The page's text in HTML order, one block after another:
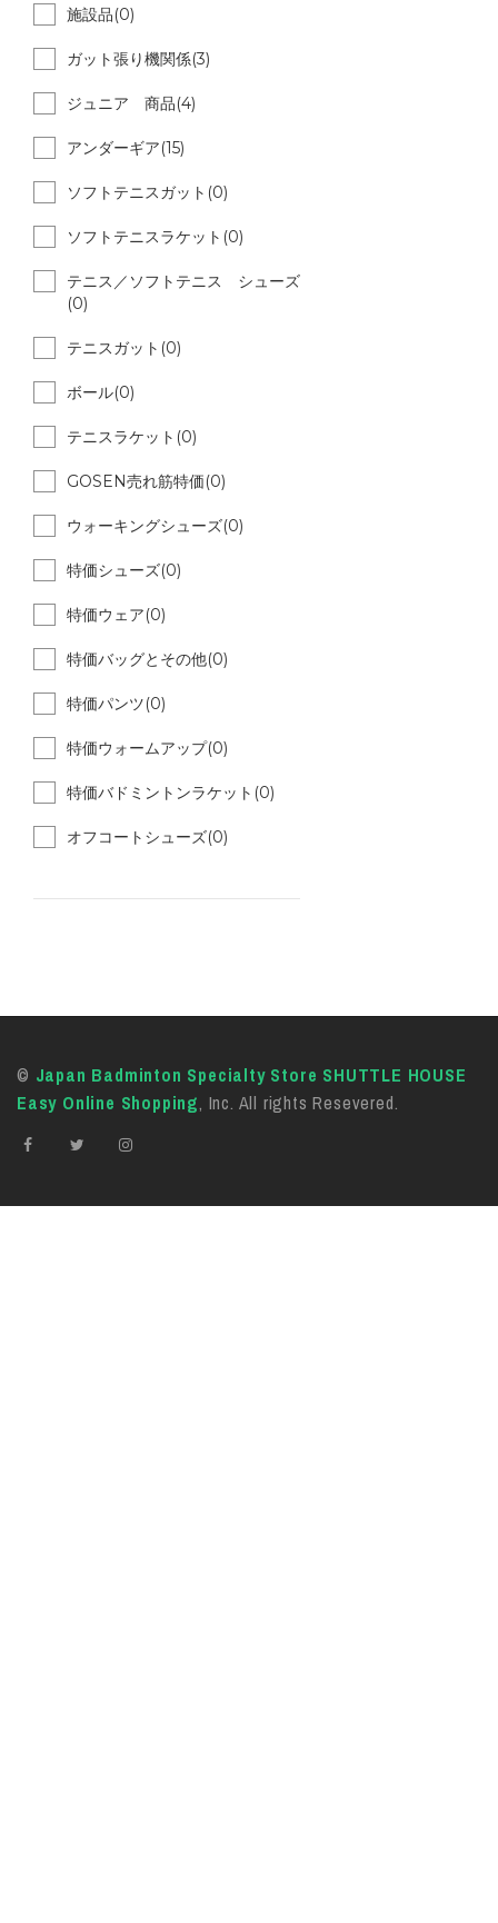
施設品(0)
ガット張り機関係(3)
ジュニア 商品(4)
アンダーギア(15)
ソフトテニスガット(0)
ソフトテニスラケット(0)
テニス／ソフトテニス シューズ
(0)
テニスガット(0)
ボール(0)
テニスラケット(0)
GOSEN売れ筋特価(0)
ウォーキングシューズ(0)
特価シューズ(0)
特価ウェア(0)
特価バッグとその他(0)
特価パンツ(0)
特価ウォームアップ(0)
特価バドミントンラケット(0)
オフコートシューズ(0)
© Japan Badminton Specialty Store SHUTTLE HOUSE
Easy Online Shopping, Inc. All rights Resevered.